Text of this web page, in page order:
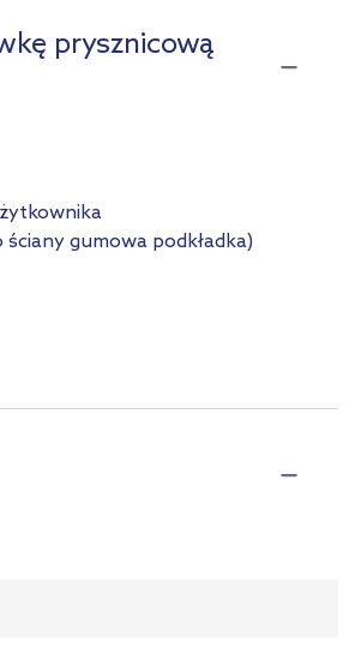
prysznicową
gumowa podkładka)